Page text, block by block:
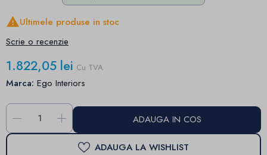
Ultimele produse in stoc
Scrie o recenzie
1.822,05 lei Cu TVA
Marca: Ego Interiors
- + ADAUGA IN COS
ADAUGA LA WISHLIST